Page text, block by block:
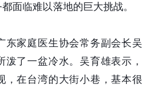
面临难以落地的巨大挑战。
东家庭医生协会常务副会长吴
泼了一盆冷水。吴育雄表示，
，在台湾的大街小巷，基本很